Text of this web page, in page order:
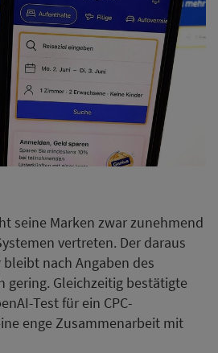
seine Marken zwar zunehmend
vertreten. Der daraus
nach Angaben des
gering. Gleichzeitig bestätigte
Test für ein CPC-
enge Zusammenarbeit mit